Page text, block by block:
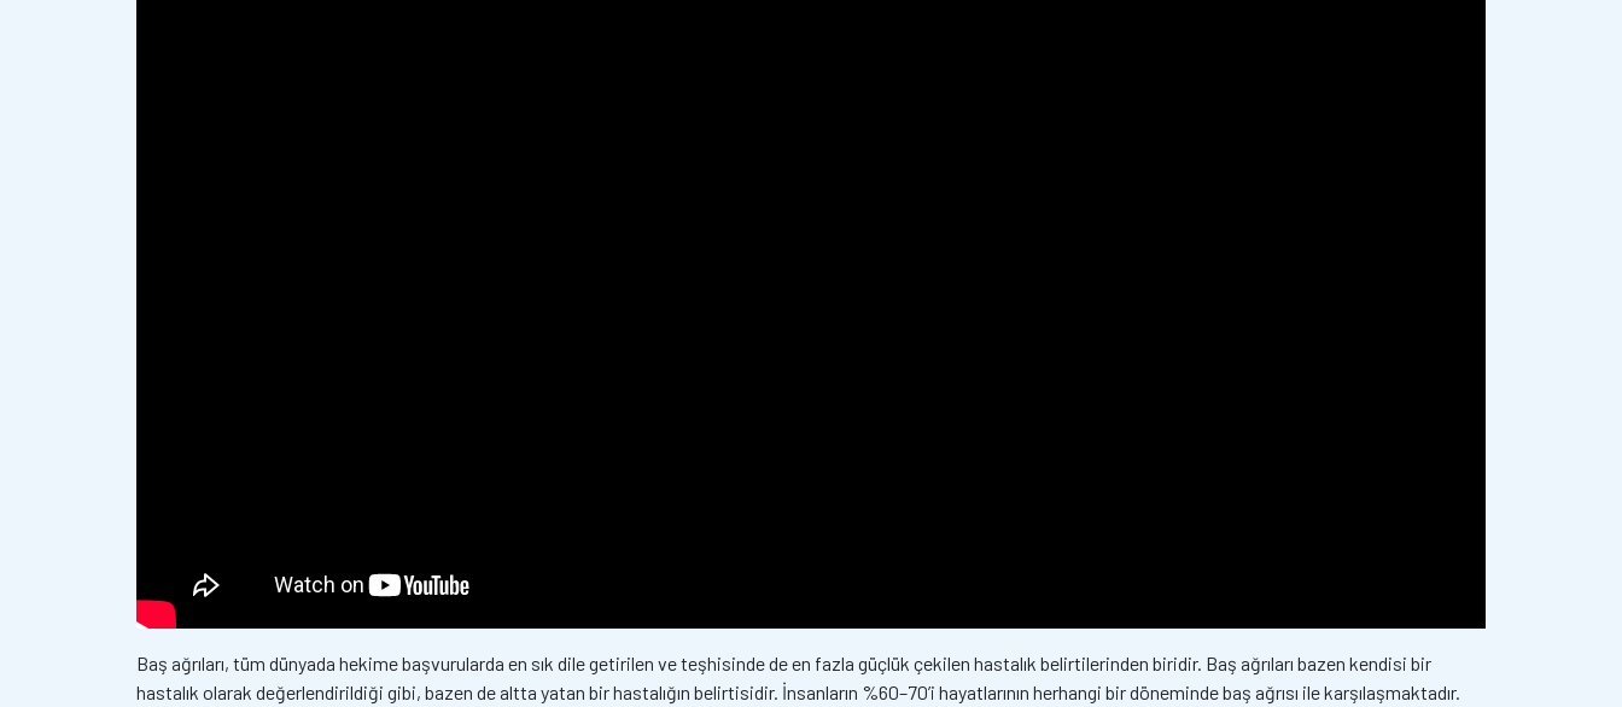
Baş ağrıları, tüm dünyada hekime başvurularda en sık dile getirilen ve teşhisinde de en fazla güçlük çekilen hastalık belirtilerinden biridir. Baş ağrıları bazen kendisi bir
hastalık olarak değerlendirildiği gibi, bazen de altta yatan bir hastalığın belirtisidir. İnsanların %60–70’i hayatlarının herhangi bir döneminde baş ağrısı ile karşılaşmaktadır.